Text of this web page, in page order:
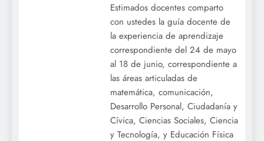
Estimados docentes comparto
con ustedes la guía docente de
la experiencia de aprendizaje
correspondiente del 24 de mayo
al 18 de junio, correspondiente a
las áreas articuladas de
matemática, comunicación,
Desarrollo Personal, Ciudadanía y
Cívica, Ciencias Sociales, Ciencia
y Tecnología, y Educación Física